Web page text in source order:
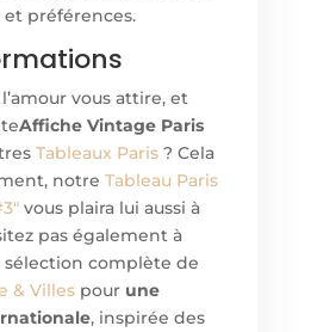
et préférences.
vous attire, et
Affiche Vintage Paris
Tableaux Paris? Cela
notre Tableau Paris
vous plaira lui aussi à
pas également à
complète de
& Villespour une
, inspirée des